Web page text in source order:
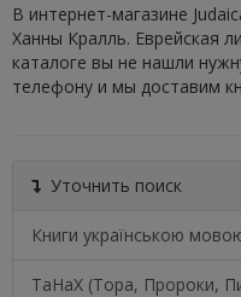
В интернет-магазине
Ханны Кралль. Еврейская
каталоге вы не нашли
телефону и мы доставим
Уточнить поиск
Книги українською
ТаНаХ (Тора, Пророки,